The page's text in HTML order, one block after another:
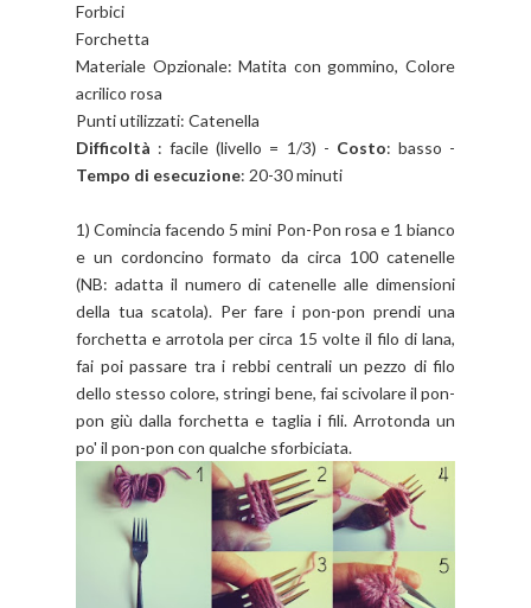
Forbici
Forchetta
Materiale Opzionale: Matita con gommino, Colore
acrilico rosa
Punti utilizzati: Catenella
Difficoltà : facile (livello = 1/3) - Costo: basso -
Tempo di esecuzione: 20-30 minuti
1) Comincia facendo 5 mini Pon-Pon rosa e 1 bianco
e un cordoncino formato da circa 100 catenelle
(NB: adatta il numero di catenelle alle dimensioni
della tua scatola). Per fare i pon-pon prendi una
forchetta e arrotola per circa 15 volte il filo di lana,
fai poi passare tra i rebbi centrali un pezzo di filo
dello stesso colore, stringi bene, fai scivolare il pon-
pon giù dalla forchetta e taglia i fili. Arrotonda un
po' il pon-pon con qualche sforbiciata.